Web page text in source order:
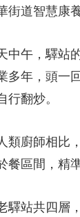
道智慧康養
午，驛站的
多年，頭一
行翻炒。
廚師相比，
餐區間，精
站共四層，